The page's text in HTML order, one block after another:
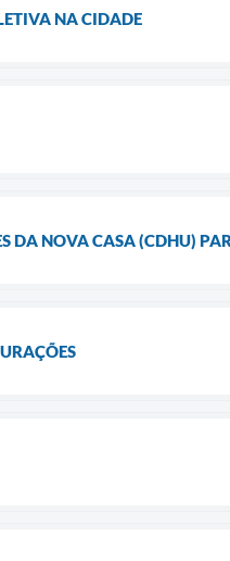
NA CIDADE
DA NOVA CASA (CDHU)